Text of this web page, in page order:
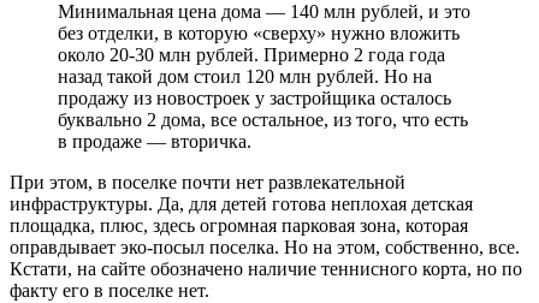
Минимальная цена дома ― 140 млн рублей, и это
без отделки, в которую «сверху» нужно вложить
около 20-30 млн рублей. Примерно 2 года года
назад такой дом стоил 120 млн рублей. Но на
продажу из новостроек у застройщика осталось
буквально 2 дома, все остальное, из того, что есть
в продаже ― вторичка.
При этом, в поселке почти нет развлекательной
инфраструктуры. Да, для детей готова неплохая детская
площадка, плюс, здесь огромная парковая зона, которая
оправдывает эко-посыл поселка. Но на этом, собственно, все.
Кстати, на сайте обозначено наличие теннисного корта, но по
факту его в поселке нет.